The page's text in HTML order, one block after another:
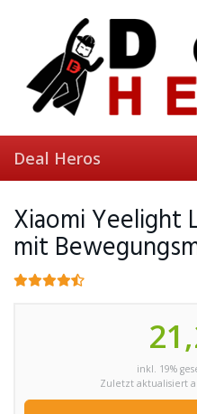
Deal Heros
Xiaomi Yeelight
mit
inkl. 19%
Zuletzt aktualisiert